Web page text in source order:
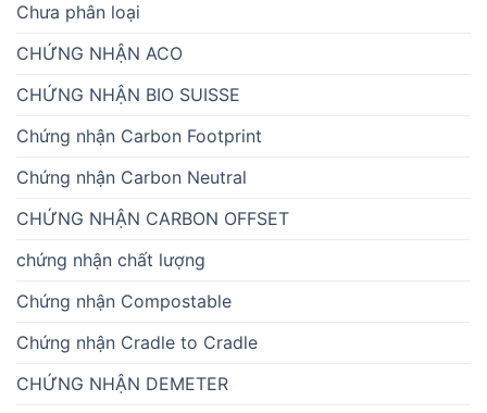
Chưa phân loại
CHỨNG NHẬN ACO
CHỨNG NHẬN BIO SUISSE
Chứng nhận Carbon Footprint
Chứng nhận Carbon Neutral
CHỨNG NHẬN CARBON OFFSET
chứng nhận chất lượng
Chứng nhận Compostable
Chứng nhận Cradle to Cradle
CHỨNG NHẬN DEMETER